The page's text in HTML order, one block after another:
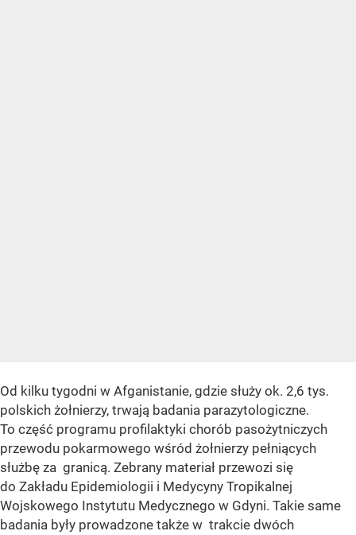
Od kilku tygodni w Afganistanie, gdzie służy ok. 2,6 tys.
polskich żołnierzy, trwają badania parazytologiczne.
To część programu profilaktyki chorób pasożytniczych
przewodu pokarmowego wśród żołnierzy pełniących
służbę za granicą. Zebrany materiał przewozi się
do Zakładu Epidemiologii i Medycyny Tropikalnej
Wojskowego Instytutu Medycznego w Gdyni. Takie same
badania były prowadzone także w trakcie dwóch